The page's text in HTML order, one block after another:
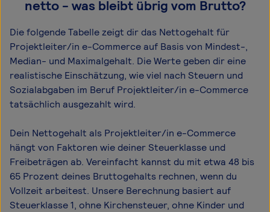
netto - was bleibt übrig vom Brutto?
Die folgende Tabelle zeigt dir das Netto­gehalt für
Projektleiter/in e-Commerce auf Basis von Mindest-,
Median- und Maximal­gehalt. Die Werte geben dir eine
realistische Einschätzung, wie viel nach Steuern und
Sozialabgaben im Beruf Projektleiter/in e-Commerce
tatsächlich ausgezahlt wird.
Dein Nettogehalt als Projektleiter/in e-Commerce
hängt von Faktoren wie deiner Steuerklasse und
Freibeträgen ab. Vereinfacht kannst du mit etwa 48 bis
65 Prozent deines Bruttogehalts rechnen, wenn du
Vollzeit arbeitest. Unsere Berechnung basiert auf
Steuerklasse 1, ohne Kirchensteuer, ohne Kinder und